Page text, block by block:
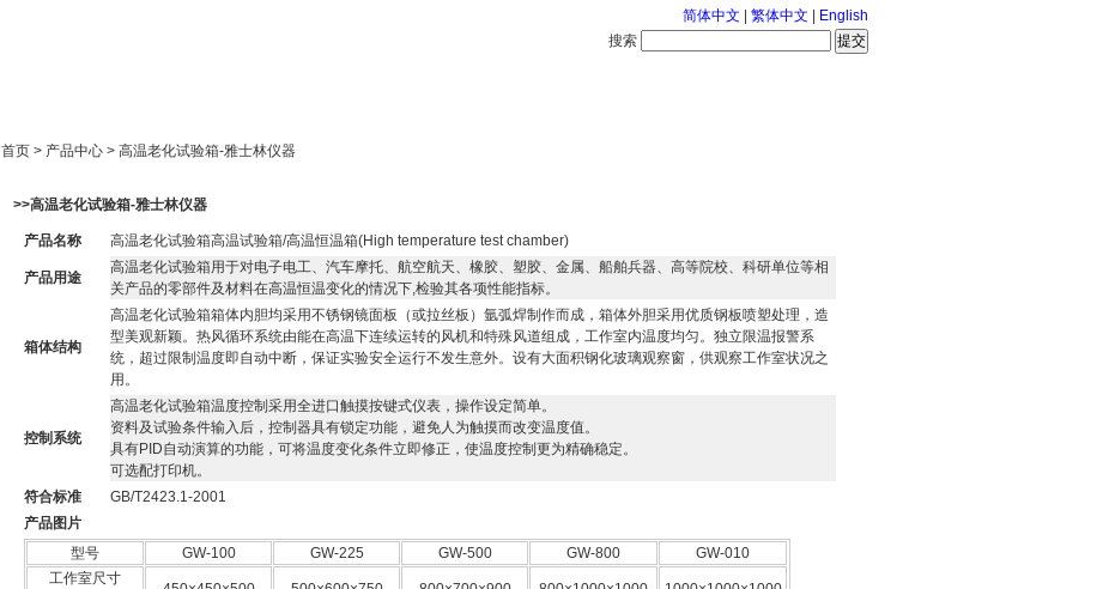
简体中文 繁体中文
English
搜索
首页 > 产品中心 > 高温老化试验箱-雅士林仪器
>>高温老化试验箱-雅士林仪器
产品名称 高温老化试验箱高温试验箱/高温恒温箱(High temperature test chamber)
产品用途
高温老化试验箱用于对电子电工、汽车摩托、航空航天、橡胶、塑胶、金属、船舶兵器、高等院校、科研单位等相
关产品的零部件及材料在高温恒温变化的情况下,检验其各项性能指标。
箱体结构
高温老化试验箱箱体内胆均采用不锈钢镜面板（或拉丝板）氩弧焊制作而成，箱体外胆采用优质钢板喷塑处理，造
型美观新颖。 热风循环系统由能在高温下连续运转的风机和特殊风道组成，工作室内温度均匀。独立限温报警系
统，超过限制温度即自动中断，保证实验安全运行不发生意外。设有大面积钢化玻璃观察窗，供观察工作室状况之
用。
控制系统
高温老化试验箱温度控制采用全进口触摸按键式仪表，操作设定简单。
资料及试验条件输入后，控制器具有锁定功能，避免人 为触摸而改变温度值。
具有PID自动演算的功能 ， 可将温度变化条件立即修正，使温度控制更为精确稳定。
可选配打印机。
符合标准
GB/T2423.1-2001
产品图片
型号
GW-100 GW-225 GW-500 GW-800
GW-010
工作室尺寸